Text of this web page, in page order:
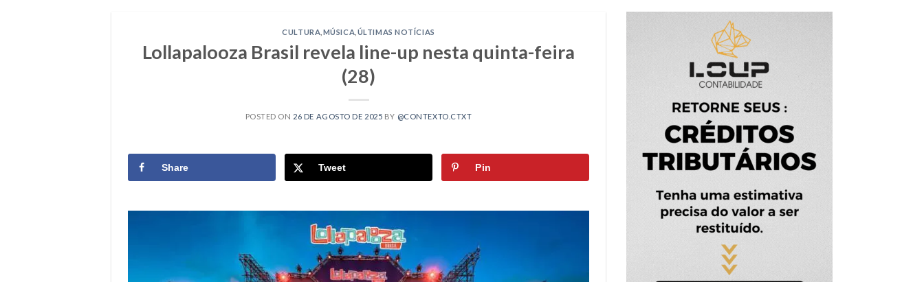
CULTURA MÚSICA ÚLTIMAS NOTÍCIAS
Lollapalooza Brasil revela line-up nesta quinta-feira
(28)
POSTED ON 26 DE AGOSTO DE 2025 BY @CONTEXTO.CTXT
Share Tweet Pin